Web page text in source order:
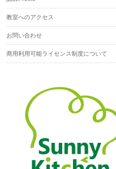
教室へのアクセス
お問い合わせ
商用利用可能ライセンス制度について